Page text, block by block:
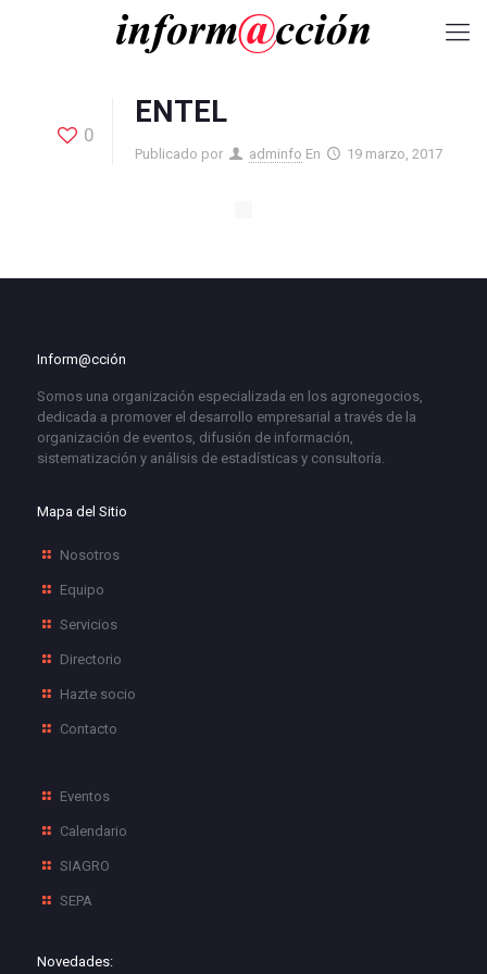
0
ENTEL
Publicado por adminfo En 19 marzo, 2017
Inform@cción
Somos una organización especializada en los agronegocios,
dedicada a promover el desarrollo empresarial a través de la
organización de eventos, difusión de información,
sistematización y análisis de estadísticas y consultoría.
Mapa del Sitio
Nosotros
Equipo
Servicios
Directorio
Hazte socio
Contacto
Eventos
Calendario
SIAGRO
SEPA
Novedades: